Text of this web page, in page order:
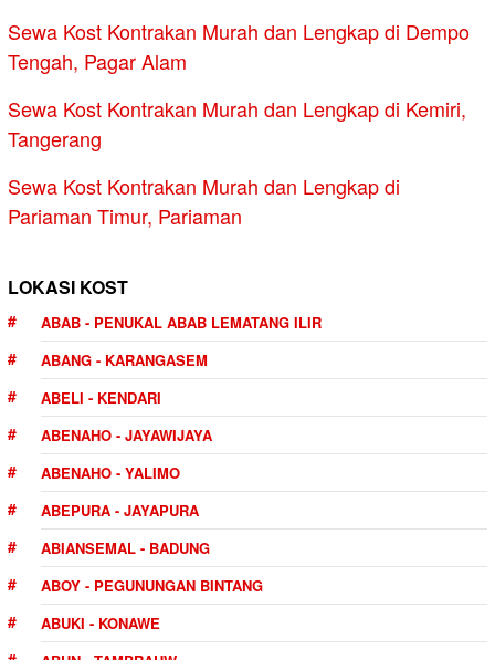
Sewa Kost Kontrakan Murah dan Lengkap di Dempo
Tengah, Pagar Alam
Sewa Kost Kontrakan Murah dan Lengkap di Kemiri,
Tangerang
Sewa Kost Kontrakan Murah dan Lengkap di
Pariaman Timur, Pariaman
LOKASI KOST
ABAB - PENUKAL ABAB LEMATANG ILIR
ABANG - KARANGASEM
ABELI - KENDARI
ABENAHO - JAYAWIJAYA
ABENAHO - YALIMO
ABEPURA - JAYAPURA
ABIANSEMAL - BADUNG
ABOY - PEGUNUNGAN BINTANG
ABUKI - KONAWE